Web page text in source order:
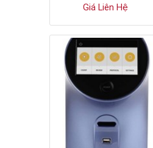
Giá Liên Hệ